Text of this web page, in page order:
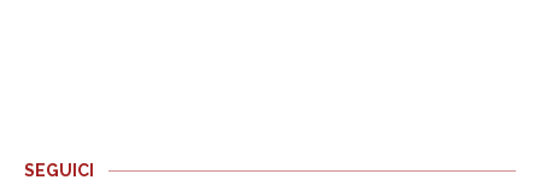
SEGUICI